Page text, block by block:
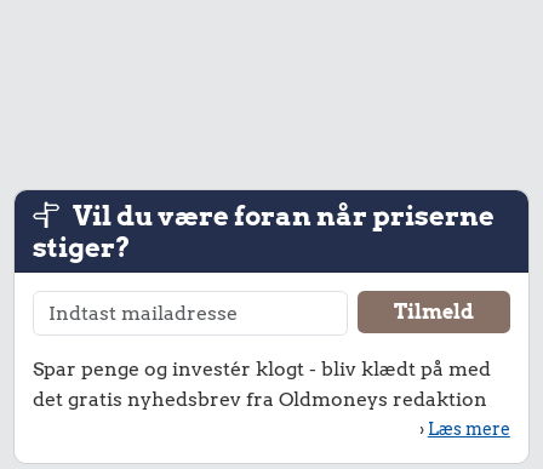
Vil du være foran når priserne
stiger?
Spar penge og investér klogt - bliv klædt på med
det gratis nyhedsbrev fra Oldmoneys redaktion
› Læs mere